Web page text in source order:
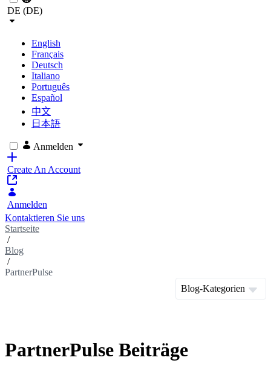
DE (DE)
English
Français
Deutsch
Italiano
Português
Español
中文
日本語
Anmelden
Create An Account
Anmelden
Kontaktieren Sie uns
Startseite
/
Blog
/
PartnerPulse
Blog-Kategorien
PartnerPulse Beiträge